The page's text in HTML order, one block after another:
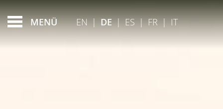
EINMENÜ EN | DE | ES | FR | IT
FEATURED - SLIDES